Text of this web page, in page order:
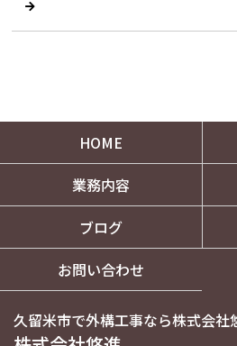
HOME
業務内容
ブログ
お問い合わせ
久留米市で外構工事なら株式会社